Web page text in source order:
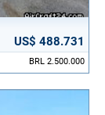
US$ 488.731
BRL 2.500.000